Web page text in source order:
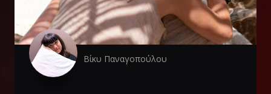
Βίκυ Παναγοπούλου